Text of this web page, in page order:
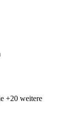
+20 weitere